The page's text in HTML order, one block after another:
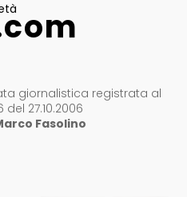
giornalistica registrata al
27.10.2006
Fasolino